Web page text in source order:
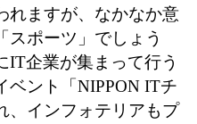
れますが、なかなか意
スポーツ」でしょう
IT企業が集まって行う
ベント「NIPPON ITチ
、インフォテリアもプ